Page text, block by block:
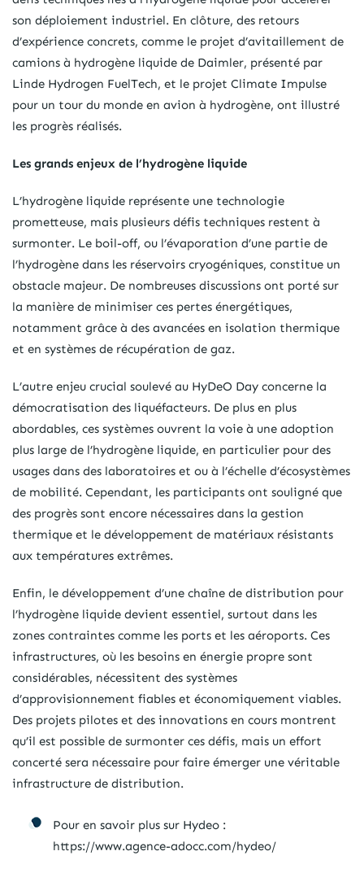
son déploiement industriel. En clôture, des retours
d’expérience concrets, comme le projet d’avitaillement de
camions à hydrogène liquide de Daimler, présenté par
Linde Hydrogen FuelTech, et le projet Climate Impulse
pour un tour du monde en avion à hydrogène, ont illustré
les progrès réalisés.
Les grands enjeux de l’hydrogène liquide
L’hydrogène liquide représente une technologie
prometteuse, mais plusieurs défis techniques restent à
surmonter. Le boil-off, ou l’évaporation d’une partie de
l’hydrogène dans les réservoirs cryogéniques, constitue un
obstacle majeur. De nombreuses discussions ont porté sur
la manière de minimiser ces pertes énergétiques,
notamment grâce à des avancées en isolation thermique
et en systèmes de récupération de gaz.
L’autre enjeu crucial soulevé au HyDeO Day concerne la
démocratisation des liquéfacteurs. De plus en plus
abordables, ces systèmes ouvrent la voie à une adoption
plus large de l’hydrogène liquide, en particulier pour des
usages dans des laboratoires et ou à l’échelle d’écosystèmes
de mobilité. Cependant, les participants ont souligné que
des progrès sont encore nécessaires dans la gestion
thermique et le développement de matériaux résistants
aux températures extrêmes.
Enfin, le développement d’une chaîne de distribution pour
l’hydrogène liquide devient essentiel, surtout dans les
zones contraintes comme les ports et les aéroports. Ces
infrastructures, où les besoins en énergie propre sont
considérables, nécessitent des systèmes
d’approvisionnement fiables et économiquement viables.
Des projets pilotes et des innovations en cours montrent
qu’il est possible de surmonter ces défis, mais un effort
concerté sera nécessaire pour faire émerger une véritable
infrastructure de distribution.
Pour en savoir plus sur Hydeo :
https://www.agence-adocc.com/hydeo/